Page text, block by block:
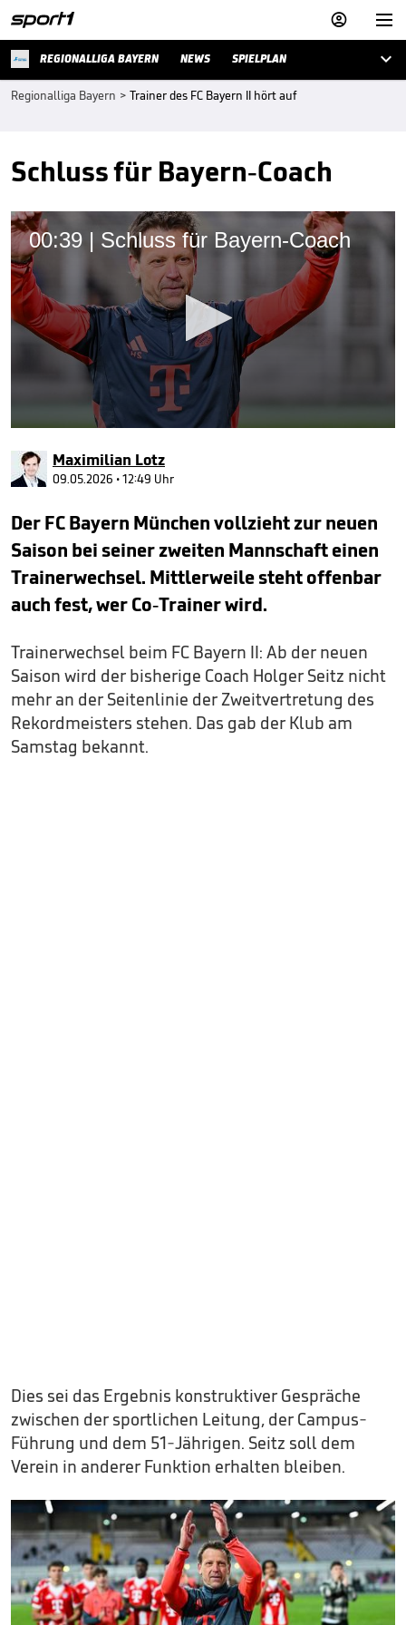


REGIONALLIGA BAYERN NEWS SPIELPLAN 
Regionalliga Bayern > Trainer des FC Bayern II hört auf
Schluss für Bayern-Coach
00:39 | Schluss für Bayern-Coach
seconds
of
39
seconds
Maximilian Lotz
09.05.2026 • 12:49 Uhr
Der FC Bayern München vollzieht zur neuen
Saison bei seiner zweiten Mannschaft einen
Trainerwechsel. Mittlerweile steht offenbar
auch fest, wer Co-Trainer wird.
Trainerwechsel beim FC Bayern II: Ab der neuen
Saison wird der bisherige Coach Holger Seitz nicht
mehr an der Seitenlinie der Zweitvertretung des
Rekordmeisters stehen. Das gab der Klub am
Samstag bekannt.
Dies sei das Ergebnis konstruktiver Gespräche
zwischen der sportlichen Leitung, der Campus-
Führung und dem 51-Jährigen. Seitz soll dem
Verein in anderer Funktion erhalten bleiben.